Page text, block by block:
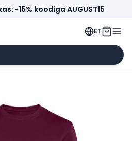
-15% koodiga AUGUST15
ET